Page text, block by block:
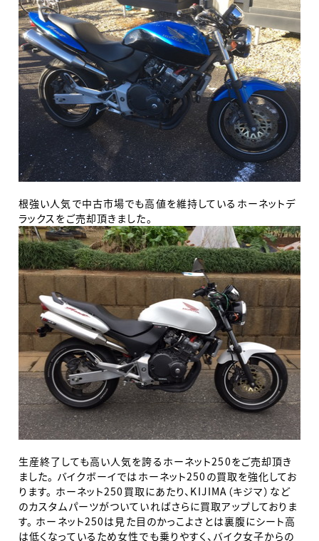
根強い人気で中古市場でも高値を維持しているホーネットデ
ラックスをご売却頂きました。
生産終了しても高い人気を誇るホーネット250をご売却頂き
ました。 バイクボーイではホーネット250の買取を強化してお
ります。 ホーネット250買取にあたり、KIJIMA（キジマ）など
のカスタムパーツがついていればさらに買取アップしておりま
す。 ホーネット250は見た目のかっこよさとは裏腹にシート高
は低くなっているため女性でも乗りやすく、バイク女子からの